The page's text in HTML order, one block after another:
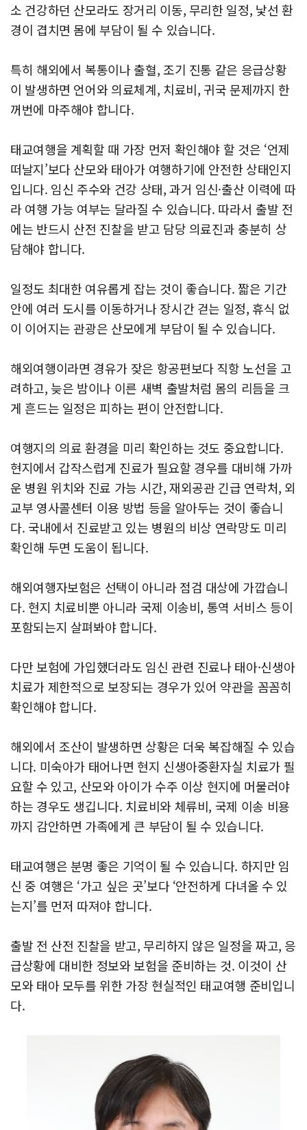
소 건강하던 산모라도 장거리 이동, 무리한 일정, 낯선 환
경이 겹치면 몸에 부담이 될 수 있습니다.
특히 해외에서 복통이나 출혈, 조기 진통 같은 응급상황
이 발생하면 언어와 의료체계, 치료비, 귀국 문제까지 한
꺼번에 마주해야 합니다.
태교여행을 계획할 때 가장 먼저 확인해야 할 것은 ‘언제
떠날지’보다 산모와 태아가 여행하기에 안전한 상태인지
입니다. 임신 주수와 건강 상태, 과거 임신·출산 이력에 따
라 여행 가능 여부는 달라질 수 있습니다. 따라서 출발 전
에는 반드시 산전 진찰을 받고 담당 의료진과 충분히 상
담해야 합니다.
일정도 최대한 여유롭게 잡는 것이 좋습니다. 짧은 기간
안에 여러 도시를 이동하거나 장시간 걷는 일정, 휴식 없
이 이어지는 관광은 산모에게 부담이 될 수 있습니다.
해외여행이라면 경유가 잦은 항공편보다 직항 노선을 고
려하고, 늦은 밤이나 이른 새벽 출발처럼 몸의 리듬을 크
게 흔드는 일정은 피하는 편이 안전합니다.
여행지의 의료 환경을 미리 확인하는 것도 중요합니다.
현지에서 갑작스럽게 진료가 필요할 경우를 대비해 가까
운 병원 위치와 진료 가능 시간, 재외공관 긴급 연락처, 외
교부 영사콜센터 이용 방법 등을 알아두는 것이 좋습니
다. 국내에서 진료받고 있는 병원의 비상 연락망도 미리
확인해 두면 도움이 됩니다.
해외여행자보험은 선택이 아니라 점검 대상에 가깝습니
다. 현지 치료비뿐 아니라 국제 이송비, 통역 서비스 등이
포함되는지 살펴봐야 합니다.
다만 보험에 가입했더라도 임신 관련 진료나 태아·신생아
치료가 제한적으로 보장되는 경우가 있어 약관을 꼼꼼히
확인해야 합니다.
해외에서 조산이 발생하면 상황은 더욱 복잡해질 수 있습
니다. 미숙아가 태어나면 현지 신생아중환자실 치료가 필
요할 수 있고, 산모와 아이가 수주 이상 현지에 머물러야
하는 경우도 생깁니다. 치료비와 체류비, 국제 이송 비용
까지 감안하면 가족에게 큰 부담이 될 수 있습니다.
태교여행은 분명 좋은 기억이 될 수 있습니다. 하지만 임
신 중 여행은 ‘가고 싶은 곳’보다 ‘안전하게 다녀올 수 있
는지’를 먼저 따져야 합니다.
출발 전 산전 진찰을 받고, 무리하지 않은 일정을 짜고, 응
급상황에 대비한 정보와 보험을 준비하는 것. 이것이 산
모와 태아 모두를 위한 가장 현실적인 태교여행 준비입니
다.